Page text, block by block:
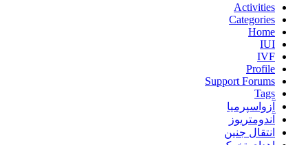
Activities
Categories
Home
IUI
IVF
Profile
Support Forums
Tags
آزواسپرمیا
آندومتریوز
انتقال جنین